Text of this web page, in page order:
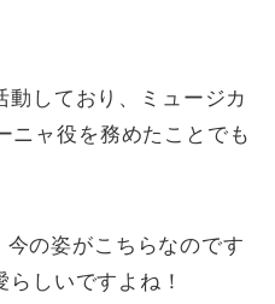
しており、ミュージカ
ニャ役を務めたことでも
の姿がこちらなのです
しいですよね！